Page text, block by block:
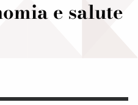
e salute